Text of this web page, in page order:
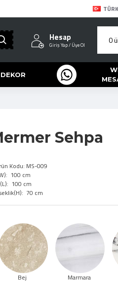
Hesap
Giriş Yap / Üye Ol 0
Sehpa
Kodu: MS-009
100 cm
100 cm
70 cm
Bej Marmara